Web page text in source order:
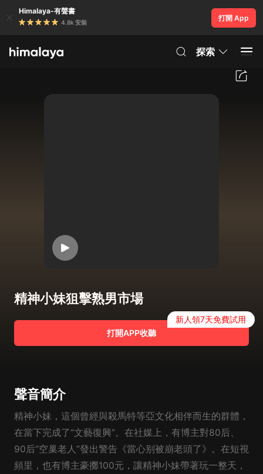
Himalaya-有聲書
4.8k 安裝
打開 App
探索
精神小妹狙擊熟男市場
打開APP收聽
新人領7天免費試用
聲音簡介
精神小妹，這個曾經與殺馬特等亞文化相伴而生的群體，
在當下完成了“文藝復興”。在社媒上，有博主對80后、
90后“空巢老人”發出警告《當心别被崩老頭了》。在短視
頻里，也有博主豪擲100元，讓精神小妹帶著玩一整天，